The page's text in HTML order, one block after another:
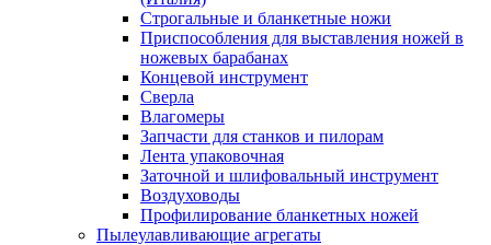
Cтрогальные и бланкетные ножи
Приспособления для выставления ножей в
ножевых барабанах
Концевой инструмент
Сверла
Влагомеры
Запчасти для станков и пилорам
Лента упаковочная
Заточной и шлифовальный инструмент
Воздуховоды
Профилирование бланкетных ножей
Пылеулавливающие агрегаты